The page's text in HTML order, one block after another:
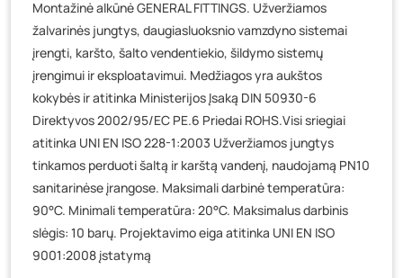
Baravykų g. 1, Druskininkai- 17 vienetų
Vilniaus g. 89D, Ukmergė- 14 vienetų
K. Donelaičio g. 17, Rokiškis
- 16 vienetų
Šaltupės g. 64, Zarasai- 17 vienetų
Montažinė alkūnė GENERAL FITTINGS. Užveržiamos
žalvarinės jungtys, daugiasluoksnio vamzdyno sistemai
įrengti, karšto, šalto vendentiekio, šildymo sistemų
įrengimui ir eksploatavimui. Medžiagos yra aukštos
kokybės ir atitinka Ministerijos Įsaką DIN 50930-6
Direktyvos 2002/95/EC PE.6 Priedai ROHS.Visi sriegiai
atitinka UNI EN ISO 228-1:2003 Užveržiamos jungtys
tinkamos perduoti šaltą ir karštą vandenį, naudojamą PN10
sanitarinėse įrangose. Maksimali darbinė temperatūra:
90°C. Minimali temperatūra: 20°C. Maksimalus darbinis
slėgis: 10 barų. Projektavimo eiga atitinka UNI EN ISO
9001:2008 įstatymą